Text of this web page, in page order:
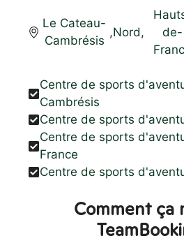
Le Cateau-
Cambrésis
,Nord,
de-
Centre de sports
Cambrésis
Centre de sports
Centre de sports
France
Centre de sports
Comment ça